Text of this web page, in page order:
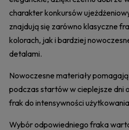
charakter konkursów
znajdują się zarówno klasyczne
kolorach, jak i bardziej
detalami.
Nowoczesne materiały
podczas startów w cieplejsze dni
frak do intensywności
Wybór odpowiedniego fraka